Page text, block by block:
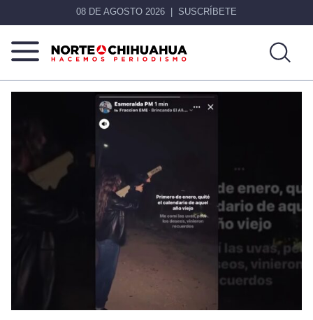
08 DE AGOSTO 2026 SUSCRÍBETE
Norte
Chihuahua
Más
hacemos periodismo